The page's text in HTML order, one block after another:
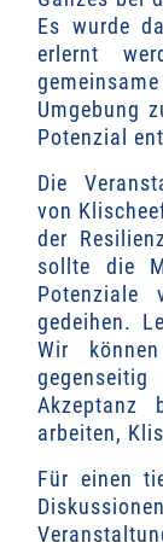
Es wurde
erlernt
Umgebung
Potenzial
Die
von
der
sollte die
Potenziale
gedeihen.
Wir
Akzeptanz
arbeiten,
Für einen